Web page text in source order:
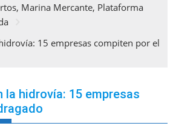
Marina Mercante, Plataforma
15 empresas compiten por el
la hidrovía: 15 empresas